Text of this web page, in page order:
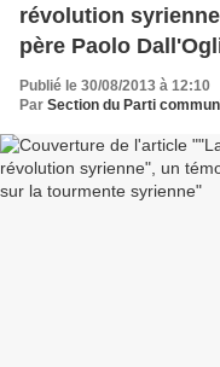
révolution
père Paolo
Publié le 30/08/2013 à 12:10
Par Section du Parti